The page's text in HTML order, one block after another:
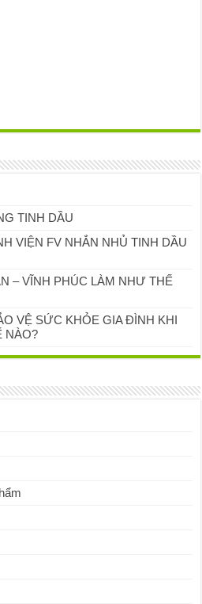
TINH DẦU
VIỆN FV NHẮN NHỦ TINH DẦU
– VĨNH PHÚC LÀM NHƯ THẾ
VỆ SỨC KHỎE GIA ĐÌNH KHI
NÀO?